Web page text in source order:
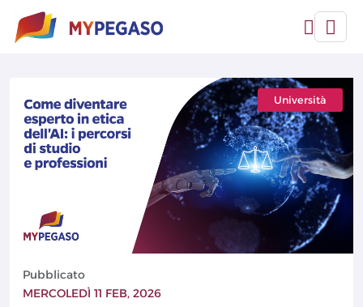
Università
Pubblicato
MERCOLEDÌ 11 FEB, 2026